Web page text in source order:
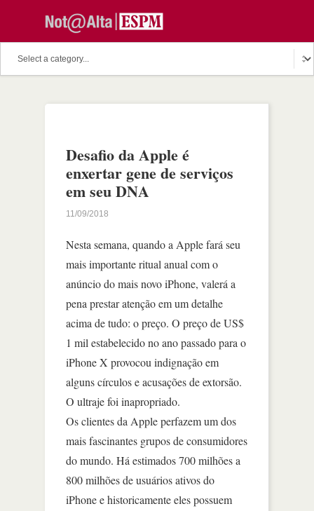
Desafio da Apple é
enxertar gene de serviços
em seu DNA
11/09/2018
Nesta semana, quando a Apple fará seu
mais importante ritual anual com o
anúncio do mais novo iPhone, valerá a
pena prestar atenção em um detalhe
acima de tudo: o preço. O preço de US$
1 mil estabelecido no ano passado para o
iPhone X provocou indignação em
alguns círculos e acusações de extorsão.
O ultraje foi inapropriado.
Os clientes da Apple perfazem um dos
mais fascinantes grupos de consumidores
do mundo. Há estimados 700 milhões a
800 milhões de usuários ativos do
iPhone e historicamente eles possuem